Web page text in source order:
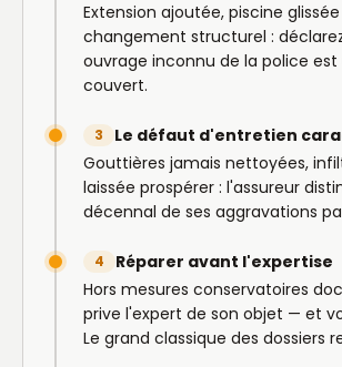
Extension ajoutée, piscine
changement structurel :
ouvrage inconnu de la police
couvert.
3
Le défaut d'entretien
Gouttières jamais nettoyées,
laissée prospérer : l'assureur
décennal de ses aggravations
4
Réparer avant l'expertise
Hors mesures conservatoires
prive l'expert de son objet — et
Le grand classique des dossiers